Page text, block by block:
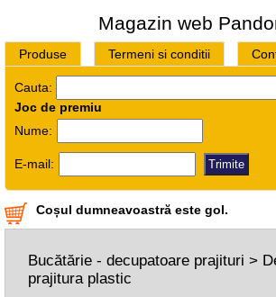
Magazin web
Produse Termeni si conditii
Cauta:
Joc de premiu
Nume:
E-mail:
Coșul dumneavoastră este gol.
Bucătărie - decupatoare prajituri >
prajitura plastic